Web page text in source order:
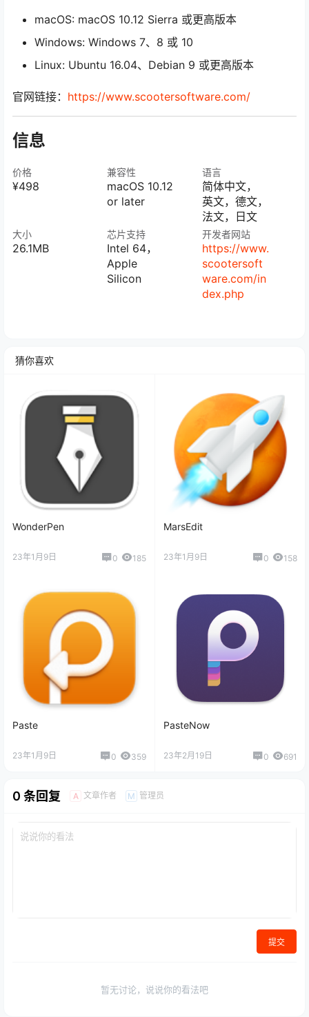
macOS: macOS 10.12 Sierra 或更高版本
Windows: Windows 7、8 或 10
Linux: Ubuntu 16.04、Debian 9 或更高版本
官网链接： https://www.scootersoftware.com/
信息
价格
¥498
大小
26.1MB
兼容性
macOS 10.12
or later
芯片支持
Intel 64，
Apple
Silicon
语言
简体中文，
英文，德文，
法文，日文
开发者网站
https://www.
scootersoft
ware.com/in
dex.php
猜你喜欢
WonderPen
23年1月9日 0 185
MarsEdit
23年1月9日 0 158
Paste
23年1月9日 0 359
PasteNow
23年2月19日 0 691
0 条回复 A 文章作者 M 管理员
提交
暂无讨论，说说你的看法吧